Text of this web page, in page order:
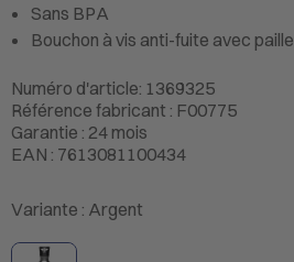
Sans BPA
Bouchon à vis anti-fuite avec paille
Numéro d'article: 1369325
Référence fabricant : F00775
Garantie : 24 mois
EAN : 7613081100434
Variante : Argent